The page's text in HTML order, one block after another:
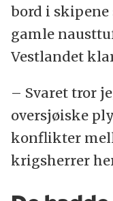
bord i skipene
gamle
Vestlandet
– Svaret tror
oversjøiske
konflikter
krigsherrer